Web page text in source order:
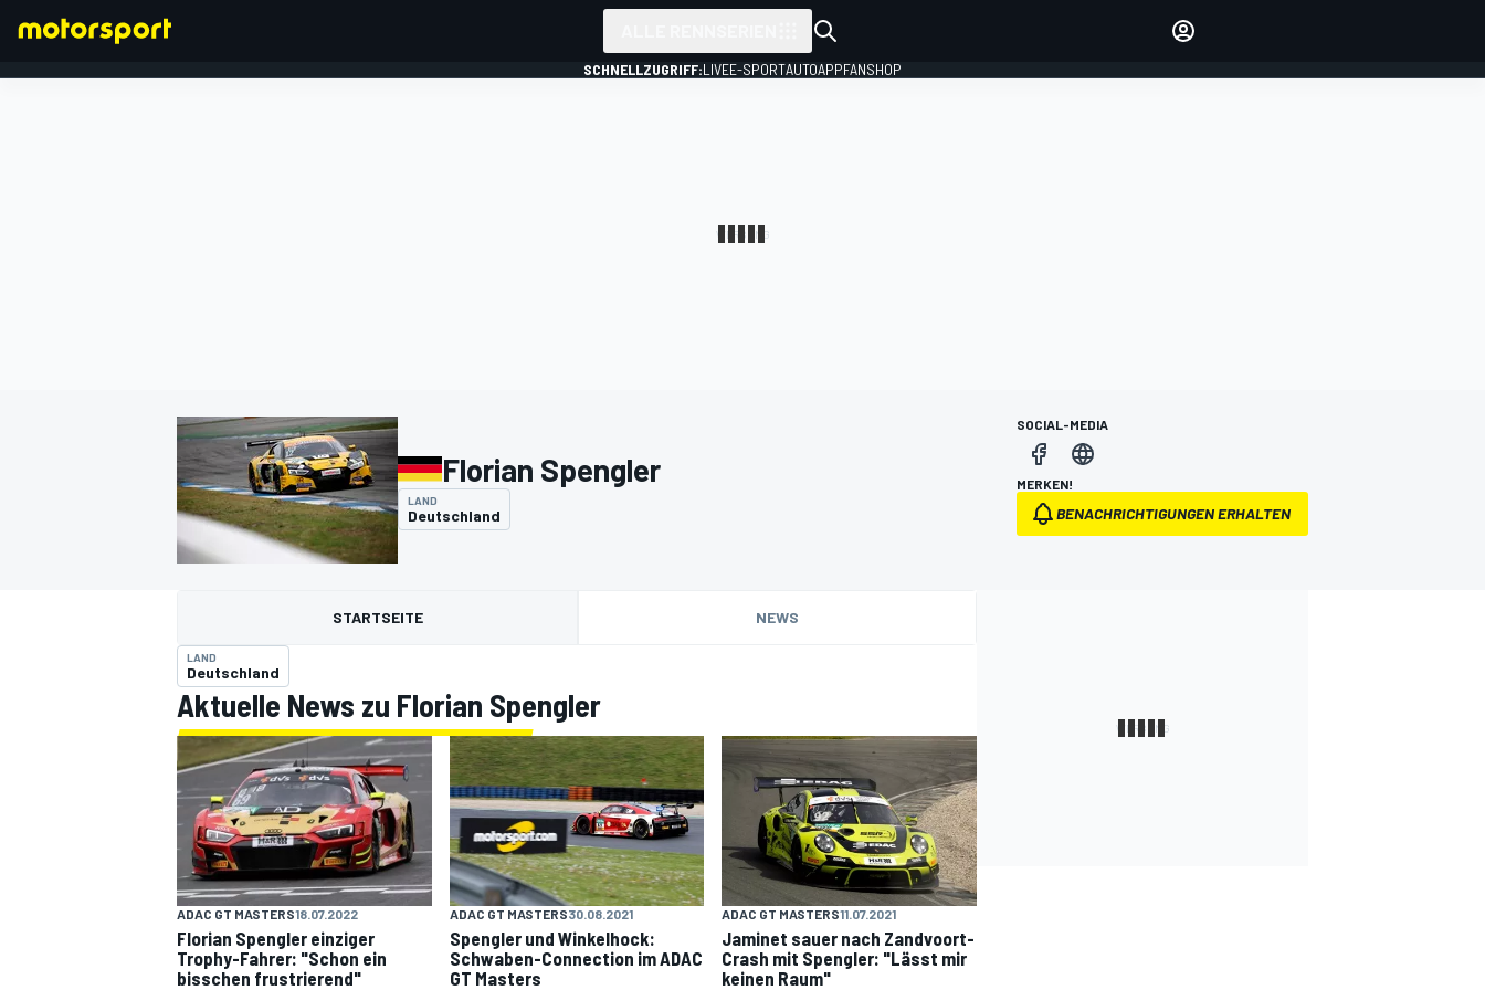
MOTOGP
EINLOGGEN
SCHNELLZUGRIFF:LIVEE-SPORTAUTOAPPFANSHOP
Florian Spengler
LAND
Deutschland
SOCIAL-MEDIA
MERKEN!
BENACHRICHTIGUNGEN ERHALTEN
STARTSEITE NEWS
LAND
Deutschland
Aktuelle News zu Florian Spengler
ADAC GT MASTERS18.07.2022
Florian Spengler einziger
Trophy-Fahrer: "Schon ein
bisschen frustrierend"
ADAC GT MASTERS30.08.2021
Spengler und Winkelhock:
Schwaben-Connection im ADAC
GT Masters
ADAC GT MASTERS11.07.2021
Jaminet sauer nach Zandvoort-
Crash mit Spengler: "Lässt mir
keinen Raum"